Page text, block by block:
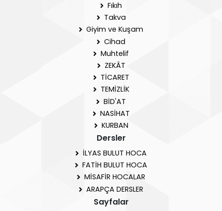
Fıkıh
Takva
Giyim ve Kuşam
Cihad
Muhtelif
ZEKÂT
TİCARET
TEMİZLİK
BİD'AT
NASİHAT
KURBAN
Dersler
İLYAS BULUT HOCA
FATİH BULUT HOCA
MİSAFİR HOCALAR
ARAPÇA DERSLER
Sayfalar